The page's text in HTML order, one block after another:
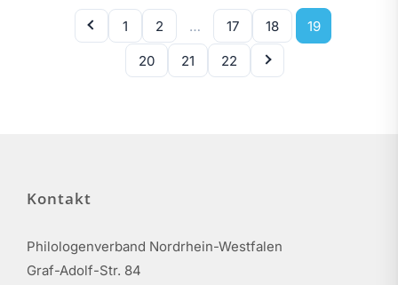
1 2 … 17 18 19
20 21 22
Kontakt
Philologenverband Nordrhein-Westfalen
Graf-Adolf-Str. 84